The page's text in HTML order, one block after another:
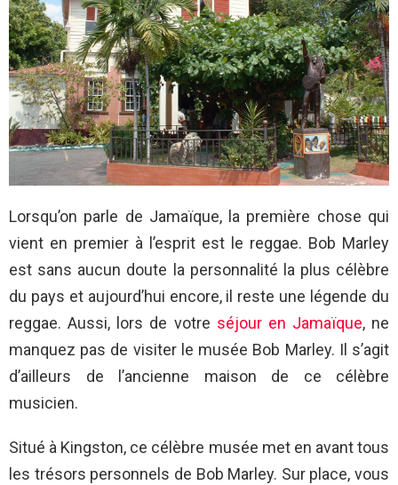
Lorsqu’on parle de Jamaïque, la première chose qui
vient en premier à l’esprit est le reggae. Bob Marley
est sans aucun doute la personnalité la plus célèbre
du pays et aujourd’hui encore, il reste une légende du
reggae. Aussi, lors de votre séjour en Jamaïque, ne
manquez pas de visiter le musée Bob Marley. Il s’agit
d’ailleurs de l’ancienne maison de ce célèbre
musicien.
Situé à Kingston, ce célèbre musée met en avant tous
les trésors personnels de Bob Marley. Sur place, vous